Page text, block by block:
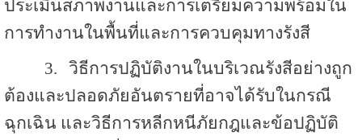
ประเมินสภาพงานและการเตรียมความพร้อมใน
การทำงานในพื้นที่และการควบคุมทางรังสี
3.
วิธีการปฏิบัติงานในบริเวณรังสีอย่างถูก
ต้องและปลอดภัยอันตรายที่อาจได้รับในกรณี
ฉุกเฉิน และวิธีการหลีกหนีภัยกฎและข้อปฏิบัติ